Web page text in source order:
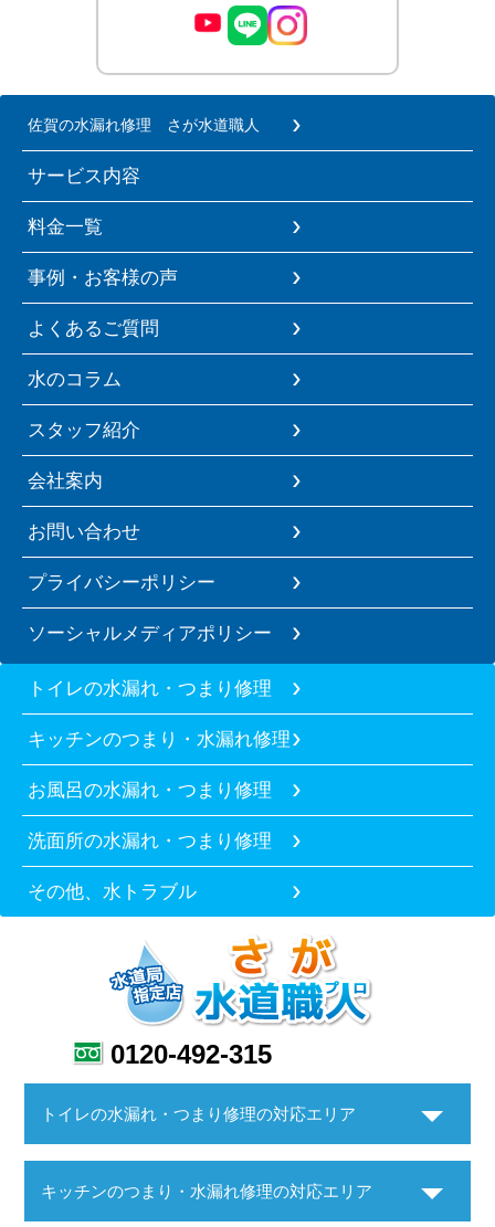
佐賀の水漏れ修理 さが水道職人
サービス内容
料金一覧
事例・お客様の声
よくあるご質問
水のコラム
スタッフ紹介
会社案内
お問い合わせ
プライバシーポリシー
ソーシャルメディアポリシー
トイレの水漏れ・つまり修理
キッチンのつまり・水漏れ修理
お風呂の水漏れ・つまり修理
洗面所の水漏れ・つまり修理
その他、水トラブル
0120-492-315
トイレの水漏れ・つまり修理の対応エリア
キッチンのつまり・水漏れ修理の対応エリア